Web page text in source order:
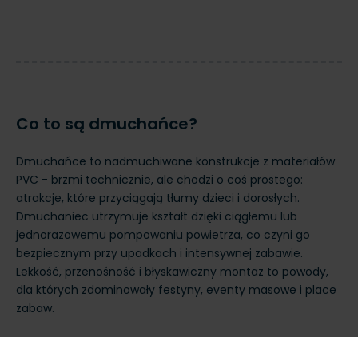
Co to są dmuchańce?
Dmuchańce to nadmuchiwane konstrukcje z materiałów
PVC - brzmi technicznie, ale chodzi o coś prostego:
atrakcje, które przyciągają tłumy dzieci i dorosłych.
Dmuchaniec utrzymuje kształt dzięki ciągłemu lub
jednorazowemu pompowaniu powietrza, co czyni go
bezpiecznym przy upadkach i intensywnej zabawie.
Lekkość, przenośność i błyskawiczny montaż to powody,
dla których zdominowały festyny, eventy masowe i place
zabaw.